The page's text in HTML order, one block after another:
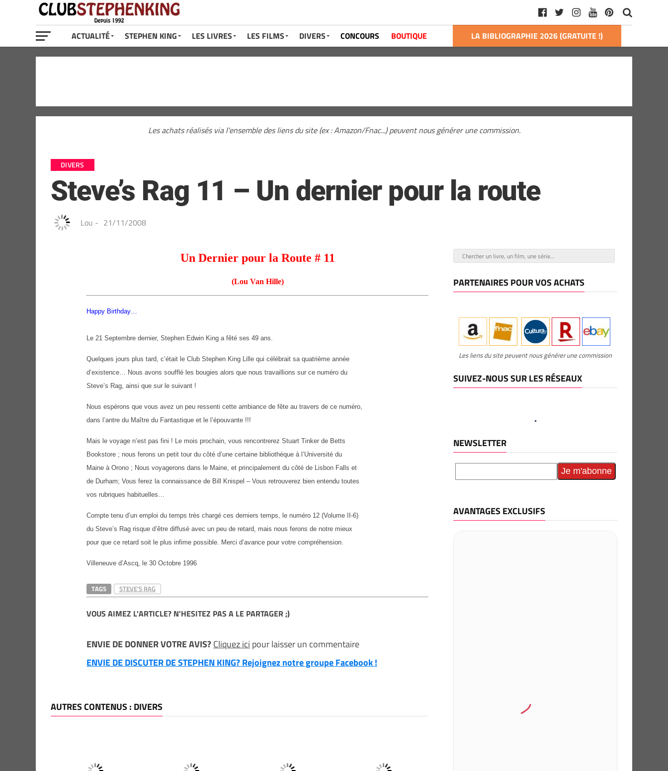
ACTUALITÉ STEPHEN KING LES LIVRES LES FILMS DIVERS CONCOURS BOUTIQUE LA BIBLIOGRAPHIE 2026 (GRATUITE !)
Les achats réalisés via l'ensemble des liens du site (ex : Amazon/Fnac...) peuvent nous générer une commission.
DIVERS
Steve’s Rag 11 – Un dernier pour la route
Lou - 21/11/2008
Un Dernier pour la Route # 11
(Lou Van Hille)
Happy Birthday…
Le 21 Septembre dernier, Stephen Edwin King a fêté ses 49 ans.
Quelques jours plus tard, c’était le Club Stephen King Lille qui célébrait sa quatrième année
d’existence… Nous avons soufflé les bougies alors que nous travaillions sur ce numéro du
Steve’s Rag, ainsi que sur le suivant !
Nous espérons que vous avez un peu ressenti cette ambiance de fête au travers de ce numéro,
dans l’antre du Maître du Fantastique et le l’épouvante !!!
Mais le voyage n’est pas fini ! Le mois prochain, vous rencontrerez Stuart Tinker de Betts
Bookstore ; nous ferons un petit tour du côté d’une certaine bibliothèque à l’Université du
Maine à Orono ; Nous voyagerons dans le Maine, et principalement du côté de Lisbon Falls et
de Durham; Vous ferez la connaissance de Bill Knispel – Vous retrouverez bien entendu toutes
vos rubriques habituelles…
Compte tenu d’un emploi du temps très chargé ces derniers temps, le numéro 12 (Volume II-6)
du Steve’s Rag risque d’être diffusé avec un peu de retard, mais nous ferons de notre mieux
pour que ce retard soit le plus infime possible. Merci d’avance pour votre compréhension.
Villeneuve d’Ascq, le 30 Octobre 1996
TAGS STEVE'S RAG
VOUS AIMEZ L'ARTICLE? N'HESITEZ PAS A LE PARTAGER ;)
ENVIE DE DONNER VOTRE AVIS?Cliquez ici pour laisser un commentaire
ENVIE DE DISCUTER DE STEPHEN KING? Rejoignez notre groupe Facebook !
AUTRES CONTENUS : DIVERS
PARTENAIRES POUR VOS ACHATS
Les liens du site peuvent nous générer une commission
SUIVEZ-NOUS SUR LES RÉSEAUX
NEWSLETTER
AVANTAGES EXCLUSIFS